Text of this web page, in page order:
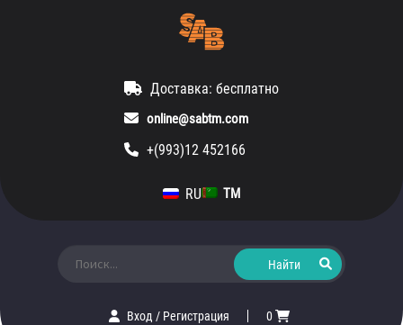
Доставка: бесплатно
online@sabtm.com
+(993)12 452166
RU TM
Вход/ Регистрация 0